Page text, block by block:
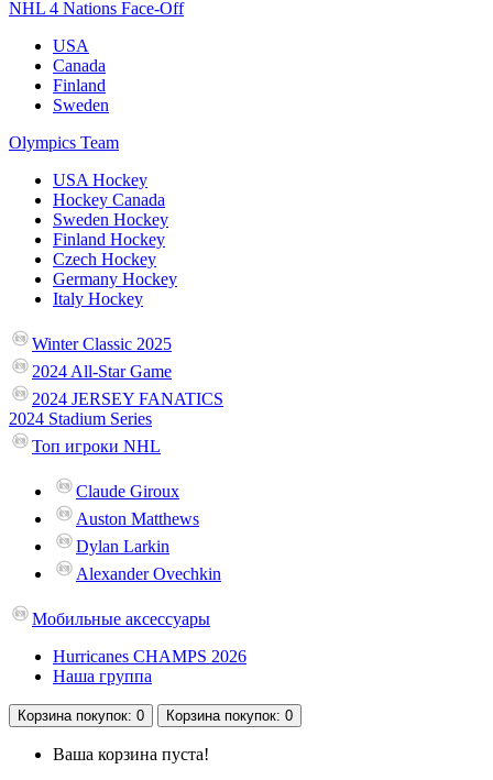
NHL 4 Nations Face-Off
USA
Canada
Finland
Sweden
Olympics Team
USA Hockey
Hockey Canada
Sweden Hockey
Finland Hockey
Czech Hockey
Germany Hockey
Italy Hockey
Winter Classic 2025
2024 All-Star Game
2024 JERSEY FANATICS
2024 Stadium Series
Топ игроки NHL
Claude Giroux
Auston Matthews
Dylan Larkin
Alexander Ovechkin
Мобильные аксессуары
Hurricanes CHAMPS 2026
Наша группа
Корзина покупок: 0 Корзина покупок: 0
Ваша корзина пуста!